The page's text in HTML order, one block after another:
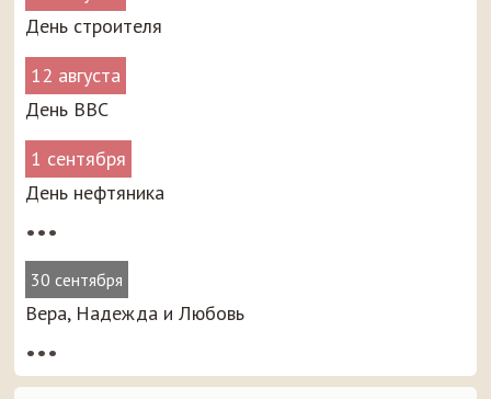
День строителя
12 августа
День ВВС
1 сентября
День нефтяника
•••
30 сентября
Вера, Надежда и Любовь
•••